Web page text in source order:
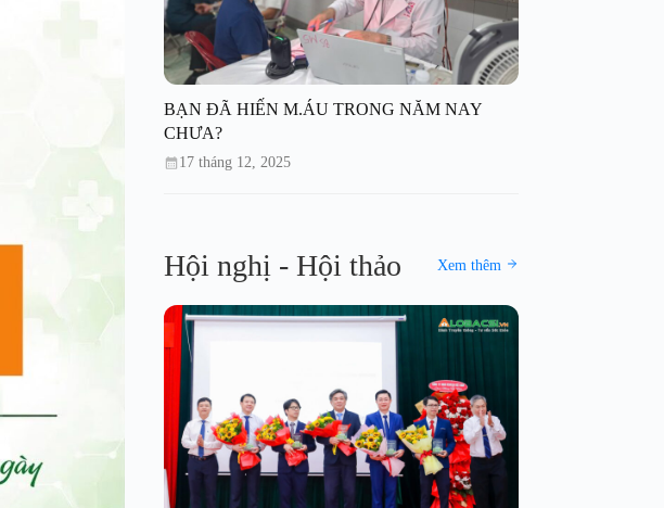
BẠN ĐÃ HIẾN M.ÁU TRONG NĂM NAY
CHƯA?
17 tháng 12, 2025
Hội nghị - Hội thảo Xem thêm